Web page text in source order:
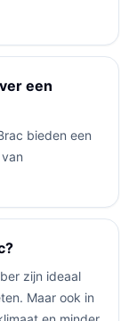
een
bieden een
zijn ideaal
Maar ook in